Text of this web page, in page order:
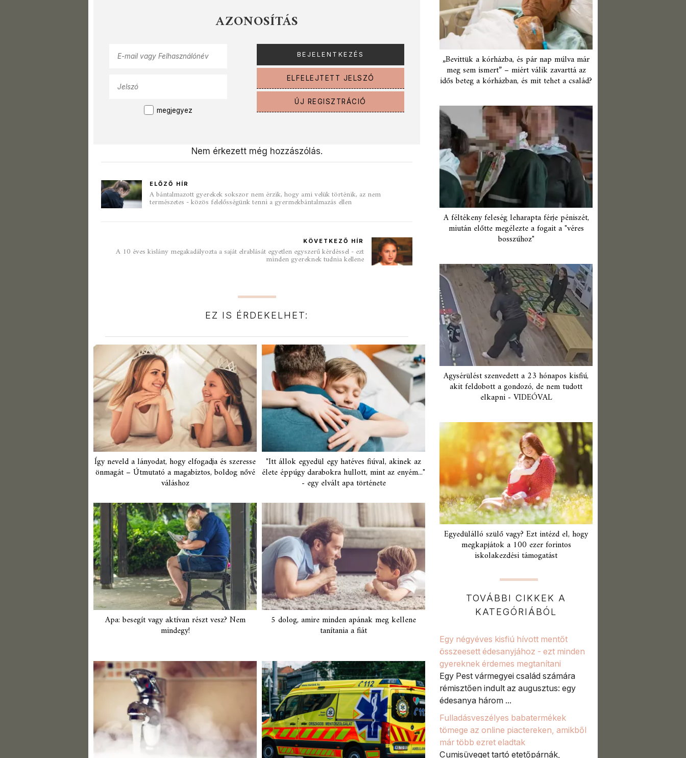
AZONOSÍTÁS
megjegyez
ELFELEJTETT JELSZÓ
ÚJ REGISZTRÁCIÓ
Nem érkezett még hozzászólás.
ELŐZŐ HÍR
A bántalmazott gyerekek sokszor nem érzik, hogy ami velük történik, az nem
természetes - közös felelősségünk tenni a gyermekbántalmazás ellen
KÖVETKEZŐ HÍR
A 10 éves kislány megakadályozta a saját elrablását egyetlen egyszerű kérdéssel - ezt
minden gyereknek tudnia kellene
EZ IS ÉRDEKELHET:
Így neveld a lányodat, hogy elfogadja és szeresse
önmagát – Útmutató a magabiztos, boldog nővé
váláshoz
"Itt állok egyedül egy hatéves fiúval, akinek az
élete éppúgy darabokra hullott, mint az enyém..."
- egy elvált apa története
Apa: besegít vagy aktívan részt vesz? Nem
mindegy!
5 dolog, amire minden apának meg kellene
tanítania a fiát
„Bevittük a kórházba, és pár nap múlva már
meg sem ismert” – miért válik zavarttá az
idős beteg a kórházban, és mit tehet a család?
A féltékeny feleség leharapta férje péniszét,
miután előtte megélezte a fogait a "véres
bosszúhoz"
Agysérülést szenvedett a 23 hónapos kisfiú,
akit feldobott a gondozó, de nem tudott
elkapni - VIDEÓVAL
Egyedülálló szülő vagy? Ezt intézd el, hogy
megkapjátok a 100 ezer forintos
iskolakezdési támogatást
TOVÁBBI CIKKEK A
KATEGÓRIÁBÓL
Egy négyéves kisfiú hívott mentőt
összeesett édesanyjához - ezt minden
gyereknek érdemes megtanítani
Egy Pest vármegyei család számára
rémisztően indult az augusztus: egy
édesanya három ...
Fulladásveszélyes babatermékek
tömege az online piactereken, amikből
már több ezret eladtak
Cumisüveget tartó etetőpárnák,